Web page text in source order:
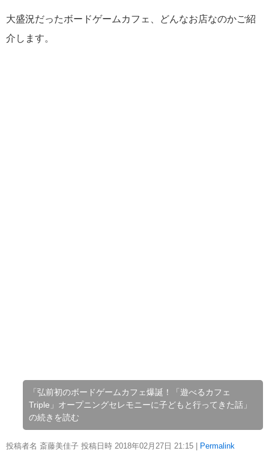
大盛況だったボードゲームカフェ、どんなお店なのかご紹
介します。
「弘前初のボードゲームカフェ爆誕！「遊べるカフェ
Triple」オープニングセレモニーに子どもと行ってきた話」
の続きを読む
投稿者名 斎藤美佳子 投稿日時 2018年02月27日 21:15 Permalink